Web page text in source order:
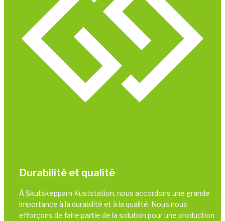
Durabilité et qualité
À Skutskepparn Kuststation, nous accordons une grande
importance à la durabilité et à la qualité. Nous nous
efforçons de faire partie de la solution pour une production